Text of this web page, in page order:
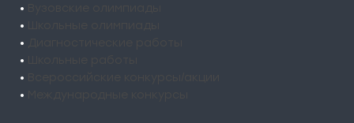
•
•
•
•
•
•